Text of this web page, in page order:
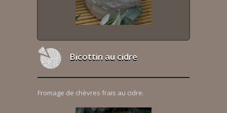
Bicottin au cidre
Fromage de chèvres frais au cidre.